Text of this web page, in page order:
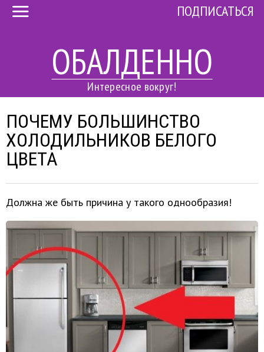
ОБАЛДЕННО
Интересное вокруг!
ПОДПИСАТЬСЯ
ПОЧЕМУ БОЛЬШИНСТВО
ХОЛОДИЛЬНИКОВ БЕЛОГО
ЦВЕТА
Должна же быть причина у такого однообразия!